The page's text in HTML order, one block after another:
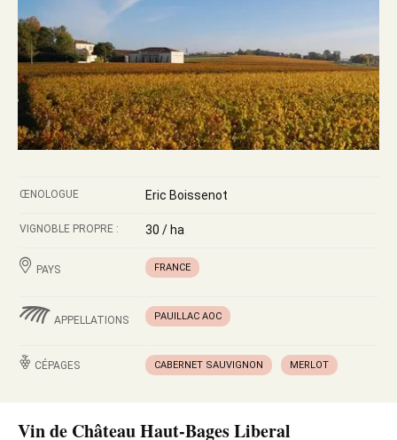
ŒNOLOGUE Eric Boissenot
VIGNOBLE PROPRE : 30 / ha
PAYS FRANCE
APPELLATIONS PAUILLAC AOC
CÉPAGES CABERNET SAUVIGNON MERLOT
Vin de Château Haut-Bages Liberal